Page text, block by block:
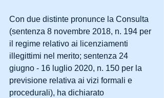
Con due distinte pronunce la Consulta
(sentenza 8 novembre 2018, n. 194 per
il regime relativo ai licenziamenti
illegittimi nel merito; sentenza 24
giugno - 16 luglio 2020, n. 150 per la
previsione relativa ai vizi formali e
procedurali), ha dichiarato